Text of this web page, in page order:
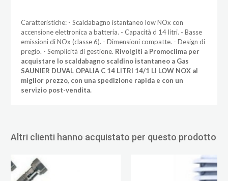
Caratteristiche: - Scaldabagno istantaneo low NOx con
accensione elettronica a batteria. - Capacità d 14 litri. - Basse
emissioni di NOx (classe 6). - Dimensioni compatte. - Design di
pregio. - Semplicità di gestione. Rivolgiti a Promoclima per
acquistare lo scaldabagno scaldino istantaneo a Gas
SAUNIER DUVAL OPALIA C 14 LITRI 14/1 LI LOW NOX al
miglior prezzo, con una spedizione rapida e con un
servizio post-vendita.
Altri clienti hanno acquistato per questo prodotto